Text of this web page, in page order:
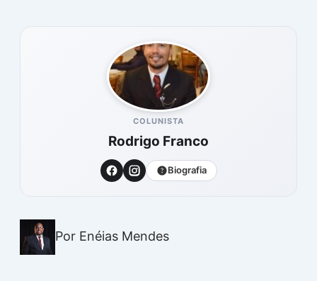
COLUNISTA
Rodrigo Franco
Biografia
Por Enéias Mendes